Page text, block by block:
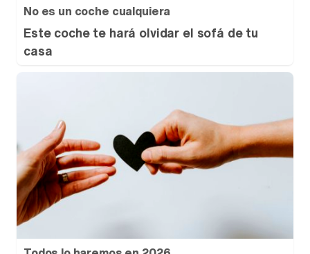
No es un coche cualquiera
Este coche te hará olvidar el sofá de tu
casa